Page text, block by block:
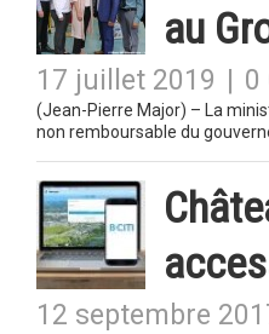
au
17 juillet 2019 0
(Jean-Pierre Major) – La
non remboursable du
12 septembre